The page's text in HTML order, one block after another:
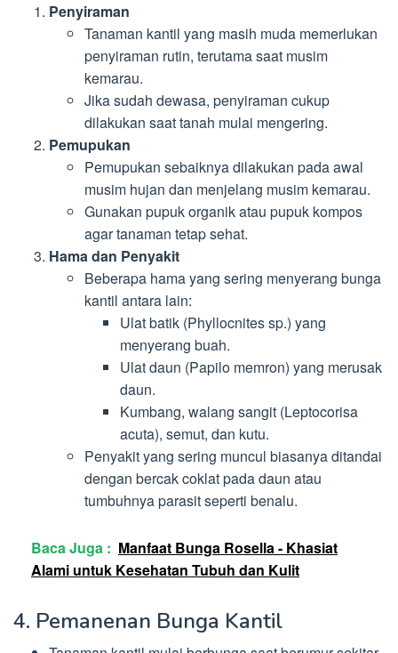
Penyiraman
Tanaman kantil yang masih muda memerlukan
penyiraman rutin, terutama saat musim
kemarau.
Jika sudah dewasa, penyiraman cukup
dilakukan saat tanah mulai mengering.
Pemupukan
Pemupukan sebaiknya dilakukan pada awal
musim hujan dan menjelang musim kemarau.
Gunakan pupuk organik atau pupuk kompos
agar tanaman tetap sehat.
Hama dan Penyakit
Beberapa hama yang sering menyerang bunga
kantil antara lain:
Ulat batik (Phyllocnites sp.) yang
menyerang buah.
Ulat daun (Papilo memron) yang merusak
daun.
Kumbang, walang sangit (Leptocorisa
acuta), semut, dan kutu.
Penyakit yang sering muncul biasanya ditandai
dengan bercak coklat pada daun atau
tumbuhnya parasit seperti benalu.
Baca Juga : Manfaat Bunga Rosella - Khasiat
Alami untuk Kesehatan Tubuh dan Kulit
4. Pemanenan Bunga Kantil